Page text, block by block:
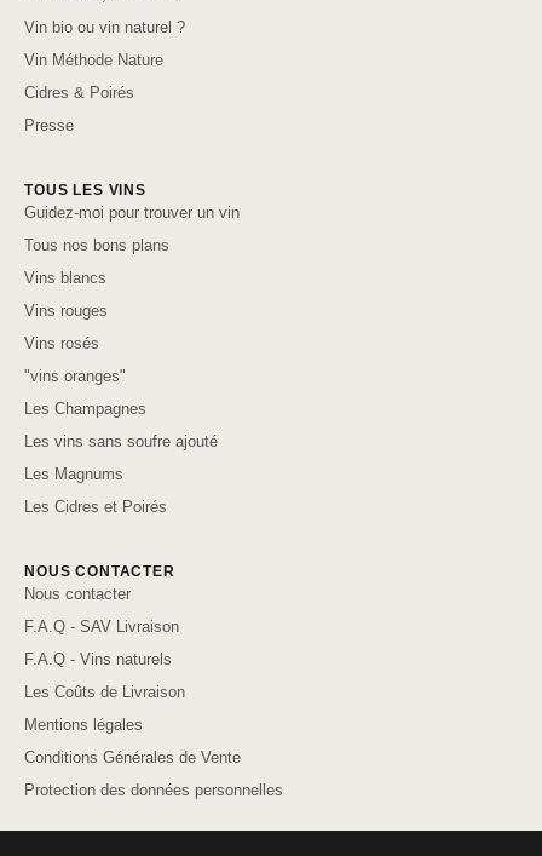
Vin bio ou vin naturel ?
Vin Méthode Nature
Cidres & Poirés
Presse
TOUS LES VINS
Guidez-moi pour trouver un vin
Tous nos bons plans
Vins blancs
Vins rouges
Vins rosés
"vins oranges"
Les Champagnes
Les vins sans soufre ajouté
Les Magnums
Les Cidres et Poirés
NOUS CONTACTER
Nous contacter
F.A.Q - SAV Livraison
F.A.Q - Vins naturels
Les Coûts de Livraison
Mentions légales
Conditions Générales de Vente
Protection des données personnelles